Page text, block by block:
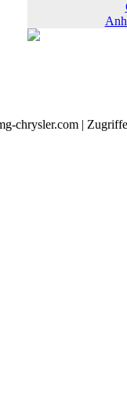
chrysler.com |